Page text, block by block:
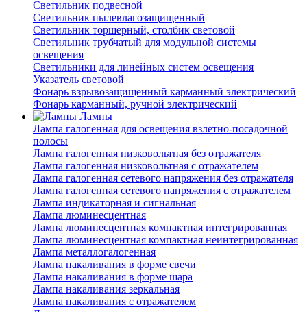
Светильник подвесной
Светильник пылевлагозащищенный
Светильник торшерный, столбик световой
Светильник трубчатый для модульной системы
освещения
Светильники для линейных систем освещения
Указатель световой
Фонарь взрывозащищенный карманный электрический
Фонарь карманный, ручной электрический
Лампы
Лампа галогенная для освещения взлетно-посадочной
полосы
Лампа галогенная низковольтная без отражателя
Лампа галогенная низковольтная с отражателем
Лампа галогенная сетевого напряжения без отражателя
Лампа галогенная сетевого напряжения с отражателем
Лампа индикаторная и сигнальная
Лампа люминесцентная
Лампа люминесцентная компактная интегрированная
Лампа люминесцентная компактная неинтегрированная
Лампа металлогалогенная
Лампа накаливания в форме свечи
Лампа накаливания в форме шара
Лампа накаливания зеркальная
Лампа накаливания с отражателем